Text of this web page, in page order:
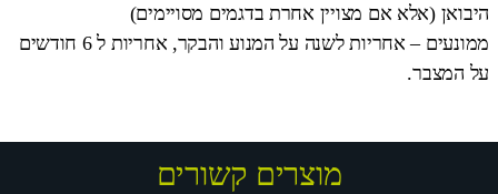
היבואן (אלא אם מצויין אחרת בדגמים מסויימים)
ממונעים – אחריות לשנה על המנוע והבקר, אחריות ל 6 חודשים
על המצבר.
מוצרים קשורים